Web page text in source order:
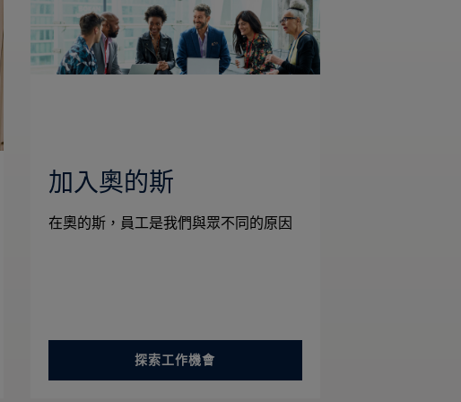
加入奧的斯
在奧的斯，員工是我們與眾不同的原因
探索工作機會